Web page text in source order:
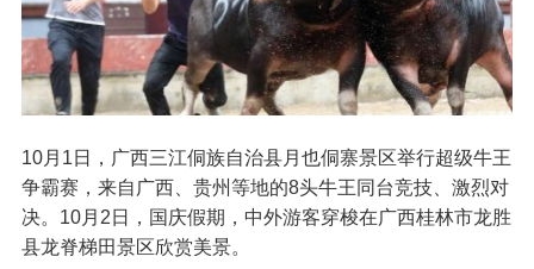
10月1日，广西三江侗族自治县月也侗寨景区举行超级牛王
争霸赛，来自广西、贵州等地的8头牛王同台竞技、激烈对
决。10月2日，国庆假期，中外游客穿梭在广西桂林市龙胜
县龙脊梯田景区欣赏美景。